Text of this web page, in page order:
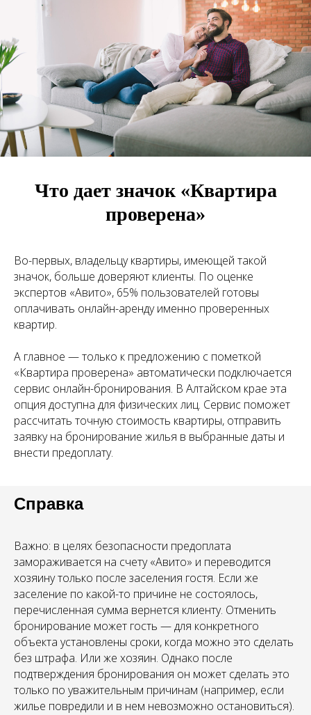
Что дает значок «Квартира
проверена»
Во-первых, владельцу квартиры, имеющей такой
значок, больше доверяют клиенты. По оценке
экспертов «Авито», 65% пользователей готовы
оплачивать онлайн-аренду именно проверенных
квартир.
А главное — только к предложению с пометкой
«Квартира проверена» автоматически подключается
сервис онлайн-бронирования. В Алтайском крае эта
опция доступна для физических лиц. Сервис поможет
рассчитать точную стоимость квартиры, отправить
заявку на бронирование жилья в выбранные даты и
внести предоплату.
Справка
Важно: в целях безопасности предоплата
замораживается на счету «Авито» и переводится
хозяину только после заселения гостя. Если же
заселение по какой-то причине не состоялось,
перечисленная сумма вернется клиенту. Отменить
бронирование может гость — для конкретного
объекта установлены сроки, когда можно это сделать
без штрафа. Или же хозяин. Однако после
подтверждения бронирования он может сделать это
только по уважительным причинам (например, если
жилье повредили и в нем невозможно остановиться).